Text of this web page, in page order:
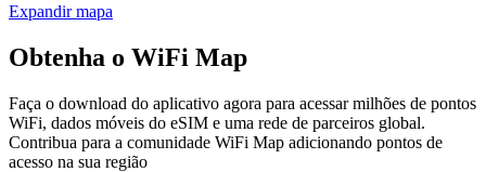
Expandir mapa
Obtenha o WiFi Map
Faça o download do aplicativo agora para acessar milhões de pontos
WiFi, dados móveis do eSIM e uma rede de parceiros global.
Contribua para a comunidade WiFi Map adicionando pontos de
acesso na sua região